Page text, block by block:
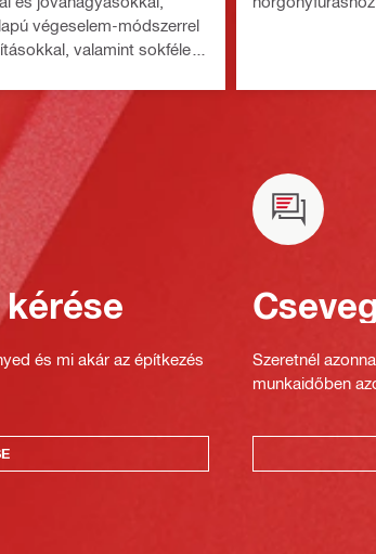
végeselem-módszerrel
valamint sokféle
és mi akár az építkezés
Szeretnél
munkaidőben